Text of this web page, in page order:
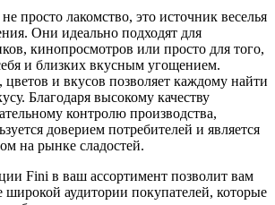
просто лакомство, это источник веселья
Они идеально подходят для
кинопросмотров или просто для того,
и близких вкусным угощением.
цветов и вкусов позволяет каждому найти
Благодаря высокому качеству
контролю производства,
доверием потребителей и является
на рынке сладостей.
Fini в ваш ассортимент позволит вам
аудитории покупателей, которые